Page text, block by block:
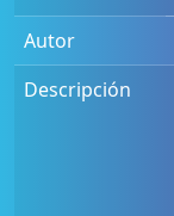
Autor
Descripción